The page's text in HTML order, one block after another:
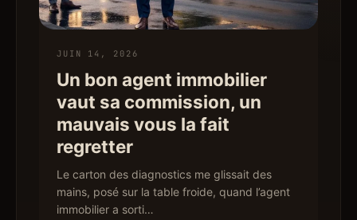
JUIN 14, 2026
Un bon agent immobilier
vaut sa commission, un
mauvais vous la fait
regretter
Le carton des diagnostics me glissait des
mains, posé sur la table froide, quand l’agent
immobilier a sorti…